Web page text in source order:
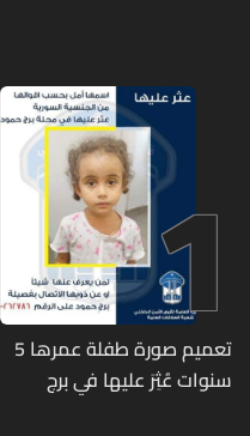
1
تعميم صورة طفلة عمرها 5
سنوات عُثِرَ عليها في برج